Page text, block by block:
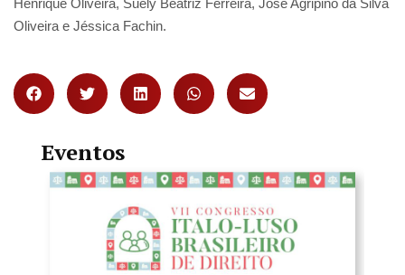
Henrique Oliveira, Suely Beatriz Ferreira, José Agripino da Silva
Oliveira e Jéssica Fachin.
Eventos